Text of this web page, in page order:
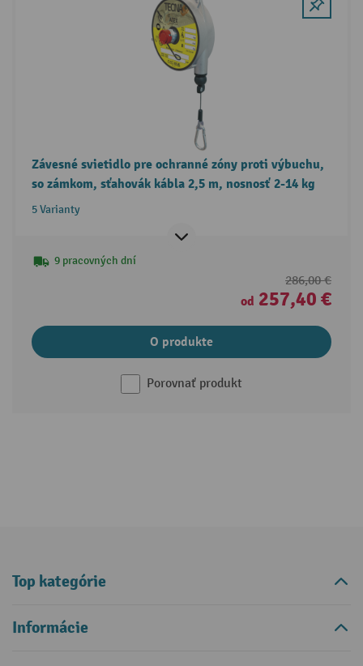
Závesné svietidlo pre ochranné zóny proti výbuchu,
so zámkom, sťahovák kábla 2,5 m, nosnosť 2-14 kg
5 Varianty
9 pracovných dní
286,00 €
od 257,40 €
O produkte
Porovnať produkt
Top kategórie
Informácie